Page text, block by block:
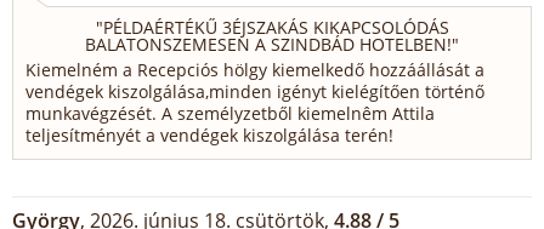
"PÉLDAÉRTÉKŰ 3ÉJSZAKÁS KIKAPCSOLÓDÁS
BALATONSZEMESEN A SZINDBÁD HOTELBEN!"
Kiemelném a Recepciós hölgy kiemelkedő hozzáállását a
vendégek kiszolgálása,minden igényt kielégítően történő
munkavégzését. A személyzetből kiemelnêm Attila
teljesítményét a vendégek kiszolgálása terén!
György, 2026. június 18. csütörtök, 4.88 / 5